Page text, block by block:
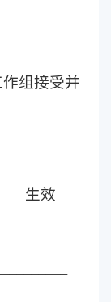
组接受并
生效